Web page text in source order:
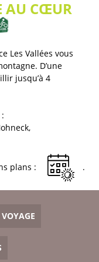
AU CŒUR
Les Vallées vous
D’une
jusqu’à 4
plans :